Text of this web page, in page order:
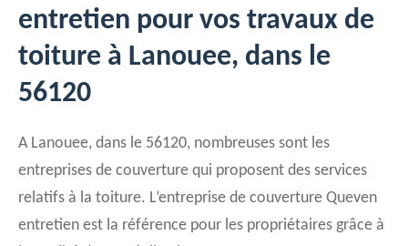
entretien pour vos travaux de
toiture à Lanouee, dans le
56120
A Lanouee, dans le 56120, nombreuses sont les
entreprises de couverture qui proposent des services
relatifs à la toiture. L’entreprise de couverture Queven
entretien est la référence pour les propriétaires grâce à